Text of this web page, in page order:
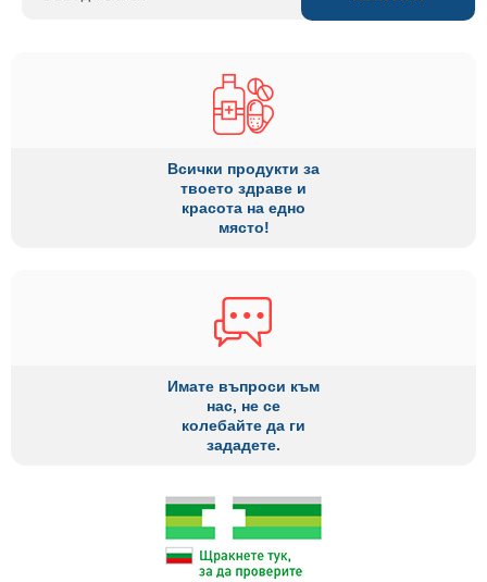
Всички продукти за
твоето здраве и
красота на едно
място!
Имате въпроси към
нас, не се
колебайте да ги
зададете.